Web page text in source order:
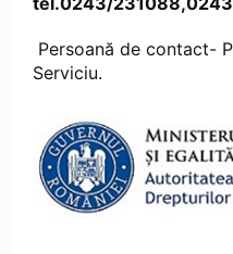
Persoană de contact-
Serviciu.